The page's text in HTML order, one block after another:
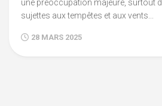
une préoccupation majeure, surtout
sujettes aux tempêtes et aux vents...
28 MARS 2025